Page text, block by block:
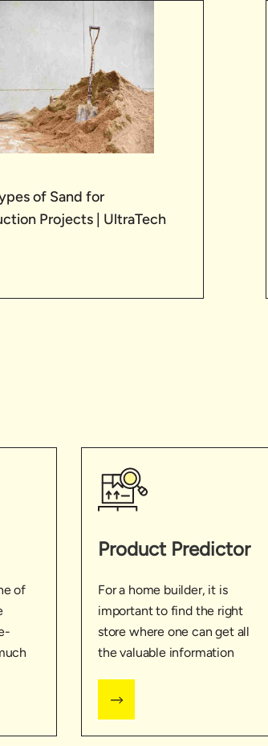
of Sand for
Projects | UltraTech
of
Product Predictor
For a home builder, it is
important to find the right
store where one can get all
the valuable information
Store Locator feature and
information on home